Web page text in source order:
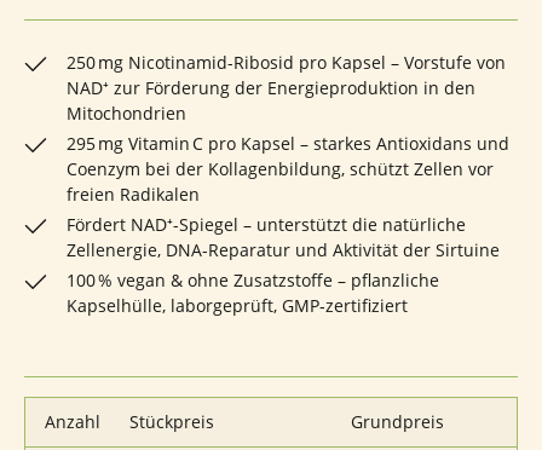
250 mg Nicotinamid-Ribosid pro Kapsel – Vorstufe von
NAD⁺ zur Förderung der Energieproduktion in den
Mitochondrien
295 mg Vitamin C pro Kapsel – starkes Antioxidans und
Coenzym bei der Kollagenbildung, schützt Zellen vor
freien Radikalen
Fördert NAD⁺-Spiegel – unterstützt die natürliche
Zellenergie, DNA-Reparatur und Aktivität der Sirtuine
100 % vegan & ohne Zusatzstoffe – pflanzliche
Kapselhülle, laborgeprüft, GMP‑zertifiziert
Anzahl Stückpreis Grundpreis